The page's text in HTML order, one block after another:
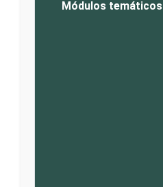
Módulos temáticos